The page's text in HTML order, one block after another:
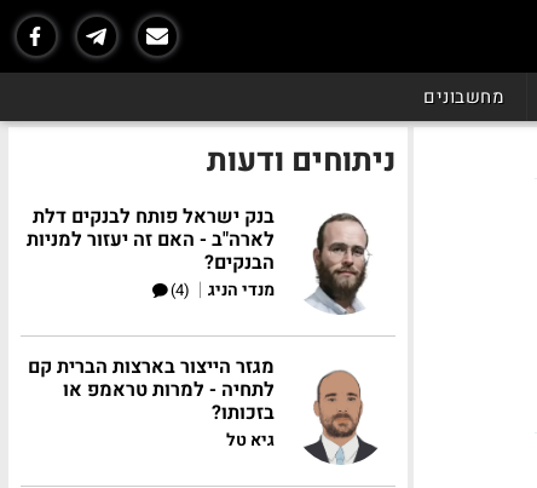
מחשבונים
ניתוחים ודעות
בנק ישראל פותח לבנקים דלת
לארה"ב - האם זה יעזור למניות
הבנקים?
מנדי הניג |
(4)
מגזר הייצור בארצות הברית קם
לתחיה - למרות טראמפ או
בזכותו?
גיא טל